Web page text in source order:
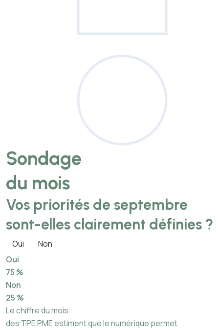
Sondage
du mois
Vos priorités de septembre
sont-elles clairement définies ?
Oui
Non
Oui
75 %
Non
25 %
Le chiffre du mois
des TPE PME estiment que le numérique permet